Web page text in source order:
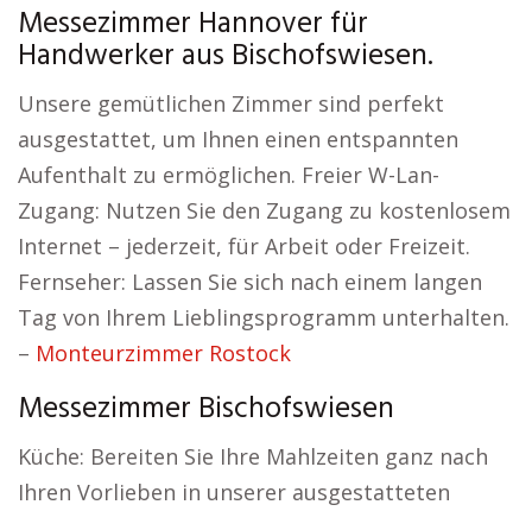
Messezimmer Hannover für
Handwerker aus Bischofswiesen.
Unsere gemütlichen Zimmer sind perfekt
ausgestattet, um Ihnen einen entspannten
Aufenthalt zu ermöglichen. Freier W-Lan-
Zugang: Nutzen Sie den Zugang zu kostenlosem
Internet – jederzeit, für Arbeit oder Freizeit.
Fernseher: Lassen Sie sich nach einem langen
Tag von Ihrem Lieblingsprogramm unterhalten.
– Monteurzimmer Rostock
Messezimmer Bischofswiesen
Küche: Bereiten Sie Ihre Mahlzeiten ganz nach
Ihren Vorlieben in unserer ausgestatteten